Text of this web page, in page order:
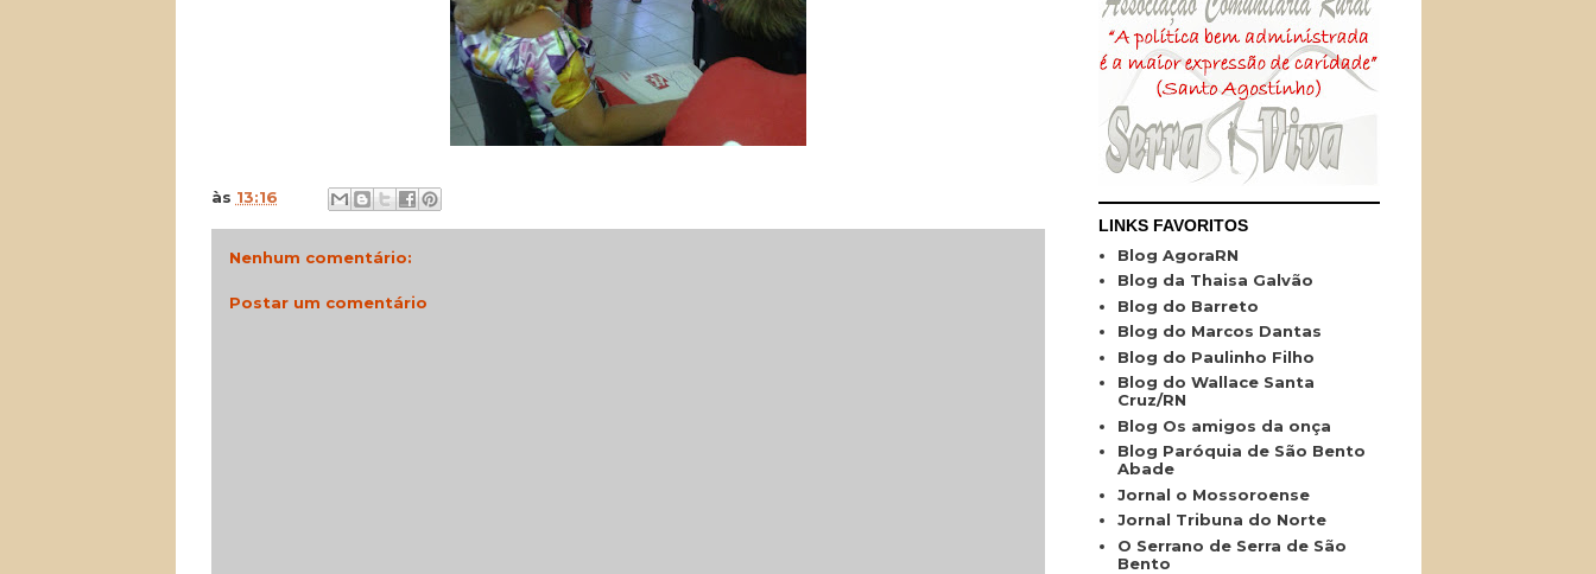
às 13:16
Nenhum comentário:
Postar um comentário
LINKS FAVORITOS
Blog AgoraRN
Blog da Thaisa Galvão
Blog do Barreto
Blog do Marcos Dantas
Blog do Paulinho Filho
Blog do Wallace Santa
Cruz/RN
Blog Os amigos da onça
Blog Paróquia de São Bento
Abade
Jornal o Mossoroense
Jornal Tribuna do Norte
O Serrano de Serra de São
Bento